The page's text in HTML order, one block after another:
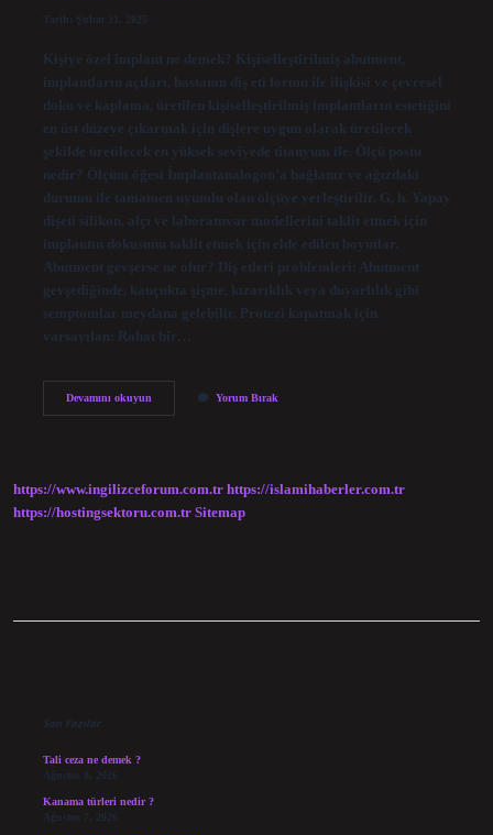
Tarih: Şubat 21, 2025
Kişiye özel implant ne demek? Kişiselleştirilmiş abutment,
implantların açıları, hastanın diş eti formu ile ilişkisi ve çevresel
doku ve kaplama, üretilen kişiselleştirilmiş implantların estetiğini
en üst düzeye çıkarmak için dişlere uygun olarak üretilecek
şekilde üretilecek en yüksek seviyede titanyum ile. Ölçü postu
nedir? Ölçüm öğesi İmplantanalogon’a bağlanır ve ağızdaki
durumu ile tamamen uyumlu olan ölçüye yerleştirilir. G, h. Yapay
dişeti silikon, alçı ve laboratuvar modellerini taklit etmek için
implantın dokusunu taklit etmek için elde edilen boyutlar.
Abutment gevşerse ne olur? Diş etleri problemleri: Abutment
gevşediğinde, kauçukta şişme, kızarıklık veya duyarlılık gibi
semptomlar meydana gelebilir. Protezi kapatmak için
varsayılan: Rahat bir…
Devamını okuyunTi
Yorum Bırak
https://www.ingilizceforum.com.tr https://islamihaberler.com.tr
https://hostingsektoru.com.tr Sitemap
Son Yazılar
Tali ceza ne demek ?
Ağustos 8, 2026
Kanama türleri nedir ?
Ağustos 7, 2026